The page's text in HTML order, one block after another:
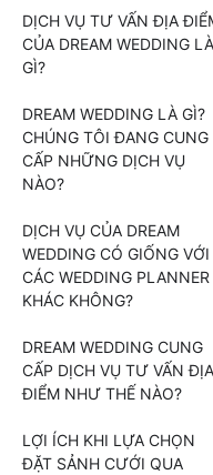
DỊCH VỤ TƯ VẤN ĐỊA
CỦA DREAM WEDDING LÀ
GÌ?
DREAM WEDDING LÀ GÌ?
CHÚNG TÔI ĐANG CUNG
CẤP NHỮNG DỊCH VỤ
NÀO?
DỊCH VỤ CỦA DREAM
WEDDING CÓ GIỐNG VỚI
CÁC WEDDING PLANNER
KHÁC KHÔNG?
DREAM WEDDING CUNG
CẤP DỊCH VỤ TƯ VẤN ĐỊA
ĐIỂM NHƯ THẾ NÀO?
LỢI ÍCH KHI LỰA CHỌN
ĐẶT SẢNH CƯỚI QUA